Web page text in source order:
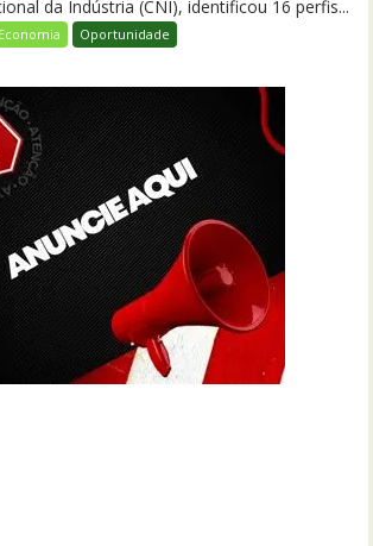
da Indústria (CNI), identificou 16 perfis...
Economia Oportunidade